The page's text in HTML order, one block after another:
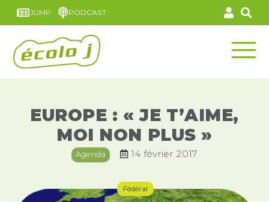
JUMP PODCAST
EUROPE : « JE T’AIME,
MOI NON PLUS »
Agenda 14 février 2017
Fédéral